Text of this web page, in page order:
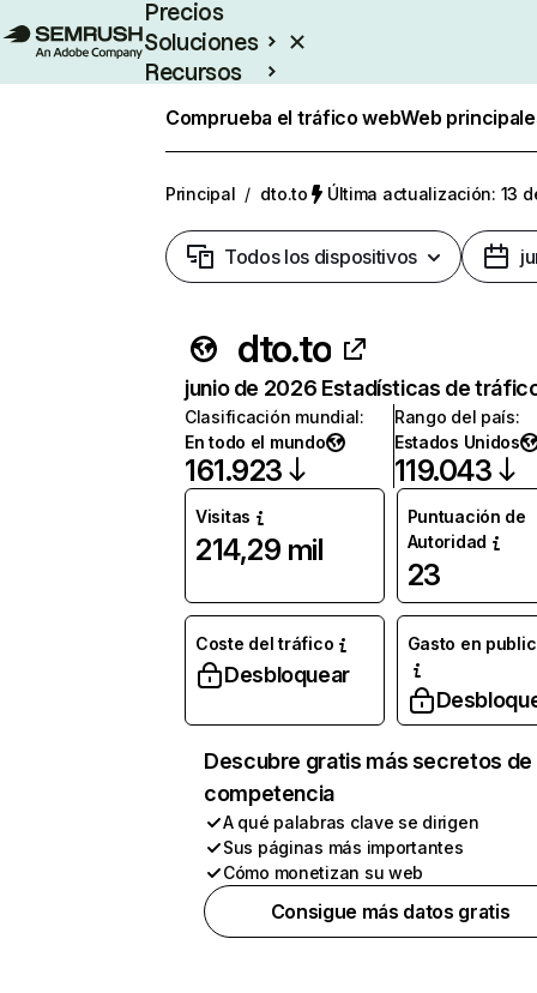
Precios
Soluciones
Recursos
Comprueba el tráfico webWeb
Principal / dto.to Última actualización: 13
Todos los dispositivos
dto.to
junio de 2026 Estadísticas de
Clasificación mundial:
En todo el mundo
161.923
Rango del país:
Estados Unidos
119.043
Visitas
214,29 mil
Puntuación de
Autoridad
23
Coste del tráfico
Desbloquear
Gasto en
Descubre gratis más secretos de
competencia
A qué palabras clave se dirigen
Sus páginas más importantes
Cómo monetizan su web
Consigue más datos gratis